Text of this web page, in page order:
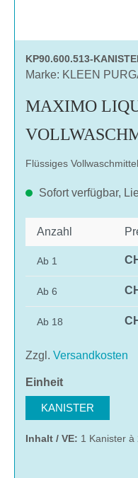
KP90.600.513-
Marke: KLEEN
MAXIMO
Flüssiges Vollwaschmittel
Sofort verfügbar,
Anzahl
Ab 1
Ab 6
Ab 18
Zzgl. Versandkosten
Einheitauswählen
KANISTER
Inhalt / VE: 1 Kanister à